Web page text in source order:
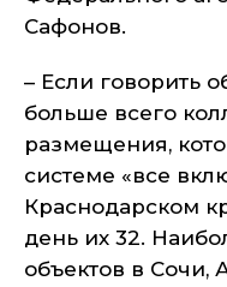
Сафонов.
– Если говорить
больше всего
размещения,
системе «все
Краснодарском
день их 32.
объектов в Сочи,